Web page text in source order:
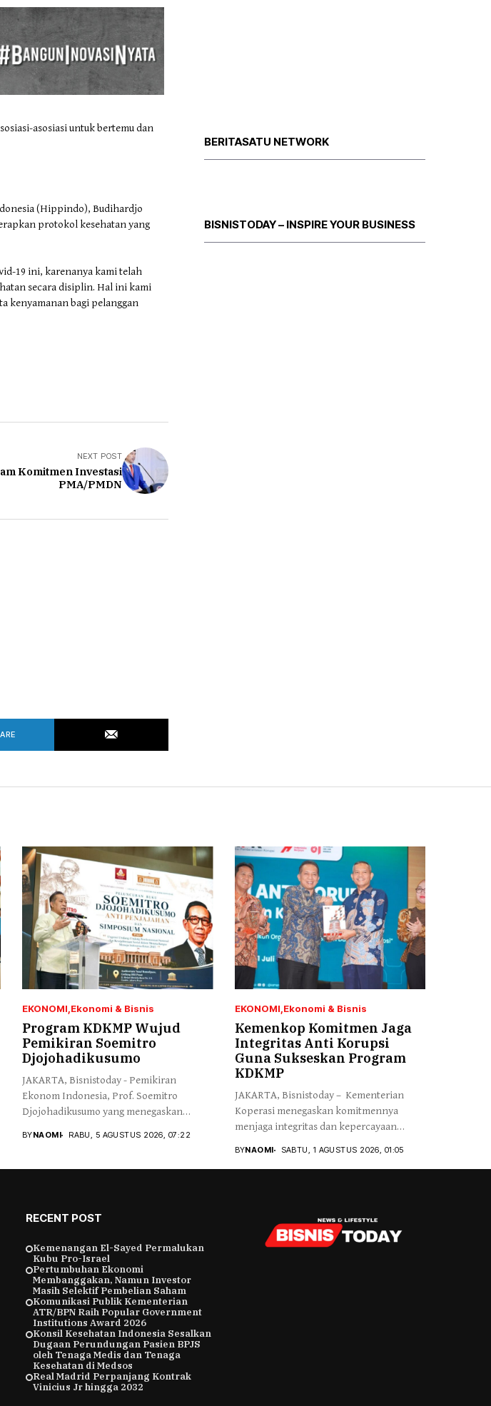
asosiasi untuk bertemu dan
(Hippindo), Budihardjo
protokol kesehatan yang
19 ini, karenanya kami telah
secara disiplin. Hal ini kami
kenyamanan bagi pelanggan
NEXT POST
Komitmen Investasi
PMA/PMDN
BERITASATU NETWORK
BISNISTODAY – INSPIRE YOUR BUSINESS
EKONOMI Ekonomi & Bisnis
Program KDKMP Wujud
Pemikiran Soemitro
Djojohadikusumo
JAKARTA, Bisnistoday - Pemikiran
Ekonom Indonesia, Prof. Soemitro
Djojohadikusumo yang menegaskan
BYNAOMI RABU, 5 AGUSTUS 2026, 07:22
EKONOMI Ekonomi & Bisnis
Kemenkop Komitmen Jaga
Integritas Anti Korupsi
Guna Sukseskan Program
KDKMP
JAKARTA, Bisnistoday – Kementerian
Koperasi menegaskan komitmennya
menjaga integritas dan kepercayaan
BYNAOMI SABTU, 1 AGUSTUS 2026, 01:05
RECENT POST
Kemenangan El-Sayed Permalukan
Kubu Pro-Israel
Pertumbuhan Ekonomi
Membanggakan, Namun Investor
Masih Selektif Pembelian Saham
Komunikasi Publik Kementerian
ATR/BPN Raih Popular Government
Institutions Award 2026
Konsil Kesehatan Indonesia Sesalkan
Dugaan Perundungan Pasien BPJS
oleh Tenaga Medis dan Tenaga
Kesehatan di Medsos
Real Madrid Perpanjang Kontrak
Vinicius Jr hingga 2032